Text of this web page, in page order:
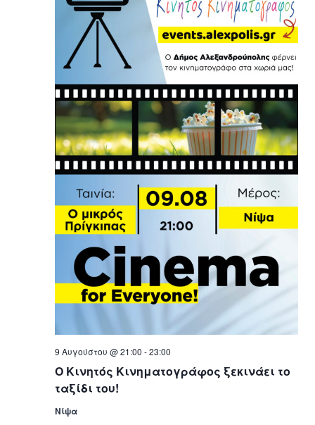
Ο Κινητός Κινηματογράφος ξεκινάει το
ταξίδι του!
9 Αυγούστου @ 21:00 -23:00
Νίψα